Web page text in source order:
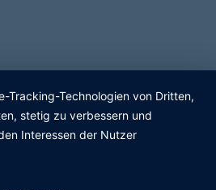
Tracking-Technologien von Dritten,
stetig zu verbessern und
Interessen der Nutzer